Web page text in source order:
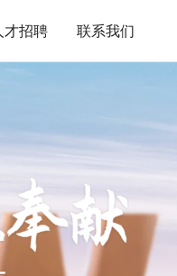
才招聘 联系我们